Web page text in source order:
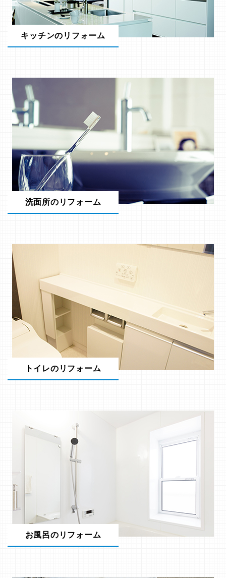
キッチンのリフォーム
洗面所のリフォーム
トイレのリフォーム
お風呂のリフォーム